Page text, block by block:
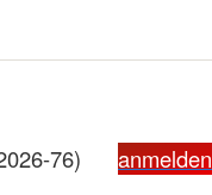
76)
anmelden